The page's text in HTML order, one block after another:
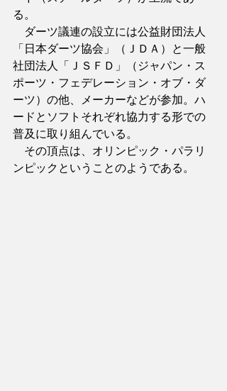
る。
ダーツ議連の設立には公益財団法人
「日本ダーツ協会」（ＪＤＡ）と一般
社団法人「ＪＳＦＤ」（ジャパン・ス
ポーツ・フェデレーション・オブ・ダ
ーツ）の他、メーカーなどが参加。ハ
ードとソフトそれぞれ協力する形での
普及に取り組んでいる。
その頂点は、オリンピック・パラリ
ンピックということのようである。